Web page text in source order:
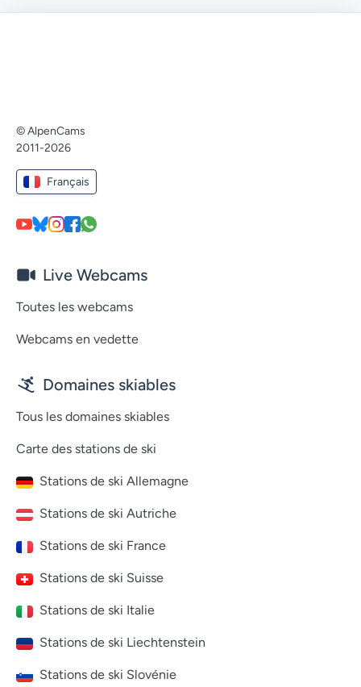
© AlpenCams
2011-2026
Français
Live Webcams
Toutes les webcams
Webcams en vedette
Domaines skiables
Tous les domaines skiables
Carte des stations de ski
Stations de ski Allemagne
Stations de ski Autriche
Stations de ski France
Stations de ski Suisse
Stations de ski Italie
Stations de ski Liechtenstein
Stations de ski Slovénie